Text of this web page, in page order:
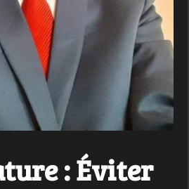
: Éviter